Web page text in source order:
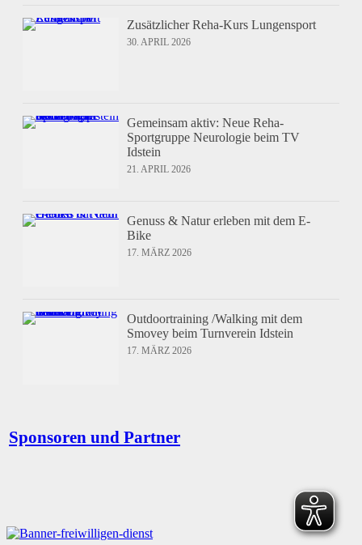
Zusätzlicher Reha-Kurs Lungensport
30. APRIL 2026
Gemeinsam aktiv: Neue Reha-
Sportgruppe Neurologie beim TV
Idstein
21. APRIL 2026
Genuss & Natur erleben mit dem E-
Bike
17. MÄRZ 2026
Outdoortraining /Walking mit dem
Smovey beim Turnverein Idstein
17. MÄRZ 2026
Sponsoren und Partner